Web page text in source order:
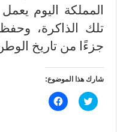
المملكة اليوم
تلك الذاكرة،
جزءًا من تاريخ
شارك هذا الموضوع:
ا
ض
ا
ن